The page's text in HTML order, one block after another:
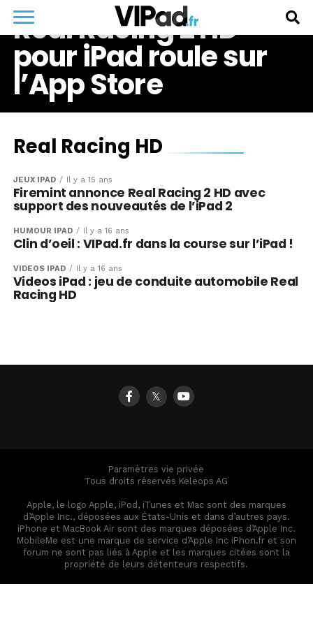
Real Racing 2 HD
pour iPad roule sur
l’App Store
Real Racing HD
JEUX IPAD Il y a 15 ans
Firemint annonce Real Racing 2 HD avec
support des nouveautés de l’iPad 2
HUMOUR IPAD Il y a 16 ans
Clin d’oeil : VIPad.fr dans la course sur l’iPad !
VIDÉOS IPAD Il y a 16 ans
Videos iPad : jeu de conduite automobile Real
Racing HD
𝕏
Paramètres vie privée
Tous droits réservés Keleops AG
Apple, le logo Apple, iPod, iTunes et Mac sont des marques
d’Apple Inc., déposées aux États-Unis et dans d’autres pays.
iPhone et MacBook Air sont des marques déposées d’Apple Inc.
MobileMe est une marque de service d’Apple Inc iPhon.fr et son
forum ne sont pas liés à Apple et les marques citées sont la
propriété de leurs détenteurs respectifs.